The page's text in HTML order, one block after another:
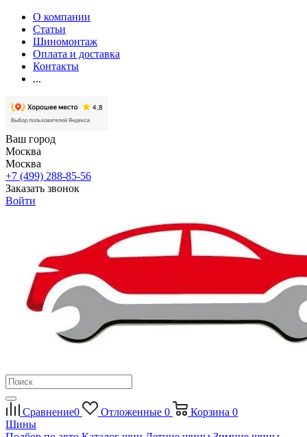
О компании
Статьи
Шиномонтаж
Оплата и доставка
Контакты
...
Ваш город
Москва
Москва
+7 (499) 288-85-56
Заказать звонок
Войти
Сравнение0 Отложенные 0 Корзина 0
Шины